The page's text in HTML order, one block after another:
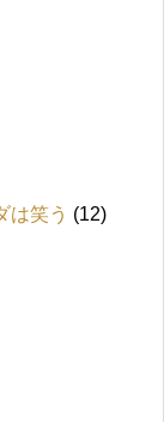
は笑う (12)